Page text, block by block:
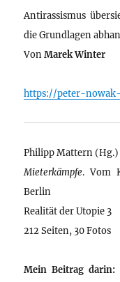
Antirassismus
die Grundlagen
VonMarek Winter
https://peter-
Philipp Mattern (Hg.)
Mieterkämpfe. Vom
Berlin
Realität der Utopie 3
212 Seiten, 30 Fotos
Mein Beitrag darin: